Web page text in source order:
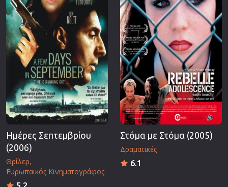
Ημέρες Σεπτεμβρίου
(2006)
Θρίλερ
Ευρωπαικός Κινηματογράφος
Στόμα με Στόμα (2005)
Δραματικές
6.1